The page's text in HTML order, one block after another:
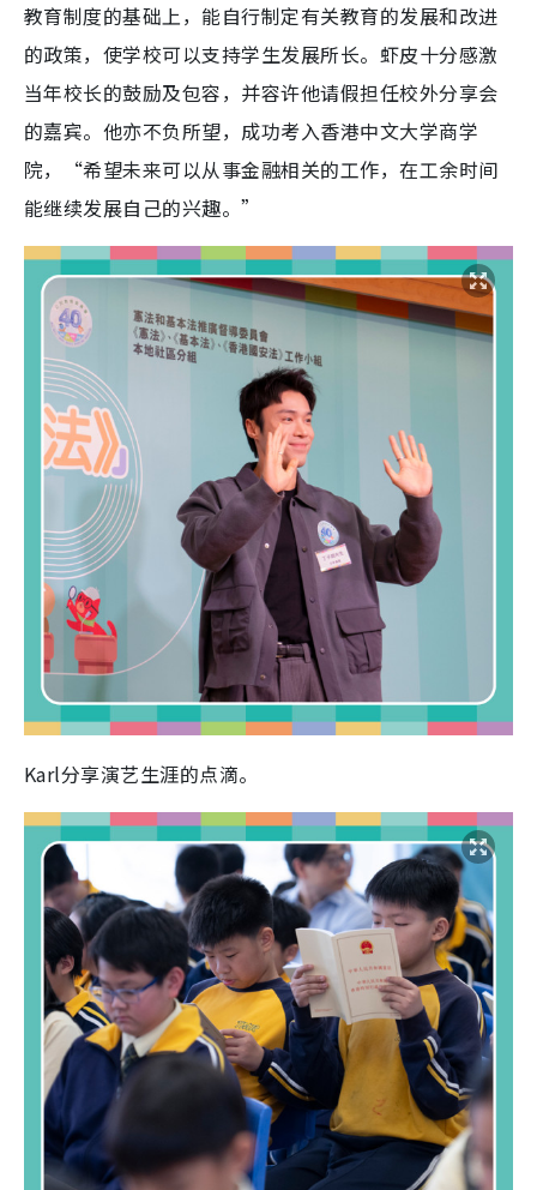
教育制度的基础上，能自行制定有关教育的发展和改进
的政策，使学校可以支持学生发展所长。虾皮十分感激
当年校长的鼓励及包容，并容许他请假担任校外分享会
的嘉宾。他亦不负所望，成功考入香港中文大学商学
院，“希望未来可以从事金融相关的工作，在工余时间
能继续发展自己的兴趣。”
Karl分享演艺生涯的点滴。